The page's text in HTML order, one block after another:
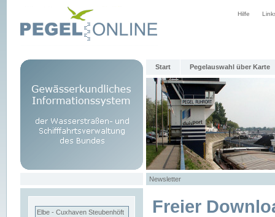
Hilfe
Start Pegelauswahl über Karte
Newsletter
Elbe - Cuxhaven Steubenhöft Freier